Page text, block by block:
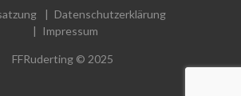
Datenschutzerklärung
Impressum
FFRuderting © 2025